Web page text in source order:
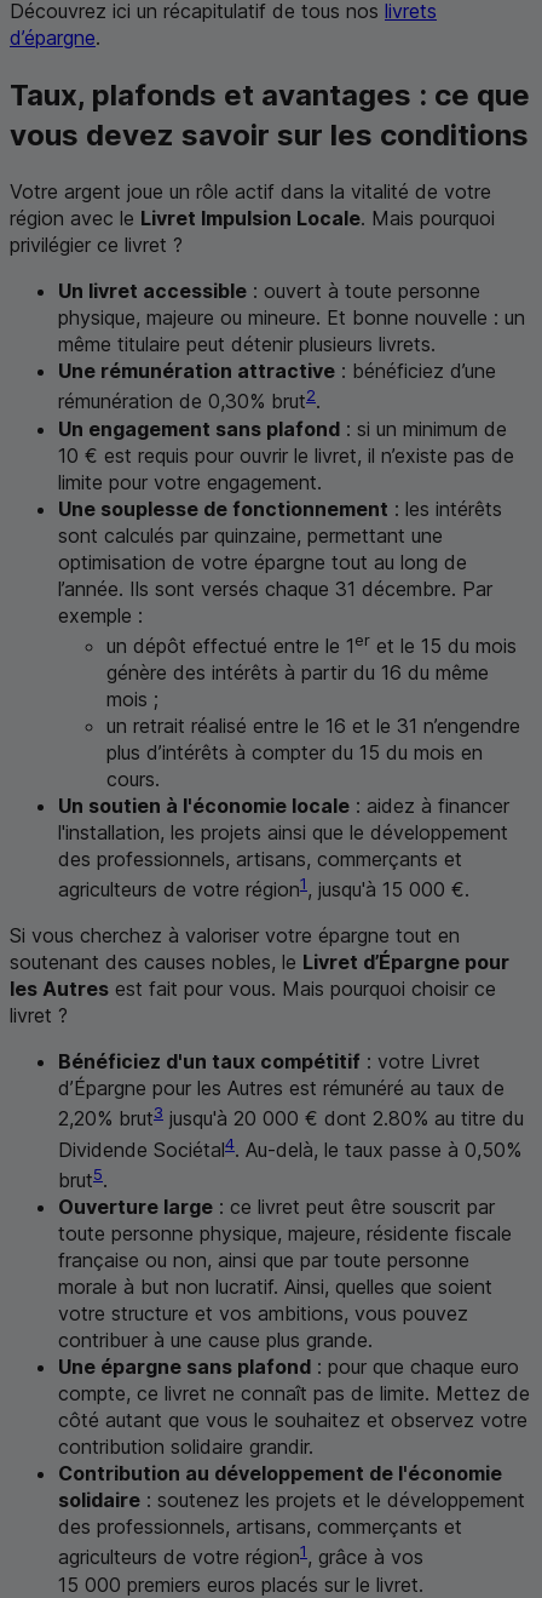
Découvrez ici un récapitulatif de tous nos livrets
d’épargne.
Taux, plafonds et avantages : ce que
vous devez savoir sur les conditions
Votre argent joue un rôle actif dans la vitalité de votre
région avec le Livret Impulsion Locale. Mais pourquoi
privilégier ce livret ?
Un livret accessible : ouvert à toute personne
physique, majeure ou mineure. Et bonne nouvelle : un
même titulaire peut détenir plusieurs livrets.
Une rémunération attractive : bénéficiez d’une
rémunération de 0,30% brut2.
Un engagement sans plafond : si un minimum de
10 € est requis pour ouvrir le livret, il n’existe pas de
limite pour votre engagement.
Une souplesse de fonctionnement : les intérêts
sont calculés par quinzaine, permettant une
optimisation de votre épargne tout au long de
l’année. Ils sont versés chaque 31 décembre. Par
exemple :
un dépôt effectué entre le 1er et le 15 du mois
génère des intérêts à partir du 16 du même
mois ;
un retrait réalisé entre le 16 et le 31 n’engendre
plus d’intérêts à compter du 15 du mois en
cours.
Un soutien à l'économie locale : aidez à financer
l'installation, les projets ainsi que le développement
des professionnels, artisans, commerçants et
agriculteurs de votre région1, jusqu'à 15 000 €.
Si vous cherchez à valoriser votre épargne tout en
soutenant des causes nobles, le Livret d’Épargne pour
les Autres est fait pour vous. Mais pourquoi choisir ce
livret ?
Bénéficiez d'un taux compétitif : votre Livret
d’Épargne pour les Autres est rémunéré au taux de
2,20% brut3 jusqu'à 20 000 € dont 2.80% au titre du
Dividende Sociétal4. Au-delà, le taux passe à 0,50%
brut5.
Ouverture large : ce livret peut être souscrit par
toute personne physique, majeure, résidente fiscale
française ou non, ainsi que par toute personne
morale à but non lucratif. Ainsi, quelles que soient
votre structure et vos ambitions, vous pouvez
contribuer à une cause plus grande.
Une épargne sans plafond : pour que chaque euro
compte, ce livret ne connaît pas de limite. Mettez de
côté autant que vous le souhaitez et observez votre
contribution solidaire grandir.
Contribution au développement de l'économie
solidaire : soutenez les projets et le développement
des professionnels, artisans, commerçants et
agriculteurs de votre région1, grâce à vos
15 000 premiers euros placés sur le livret.